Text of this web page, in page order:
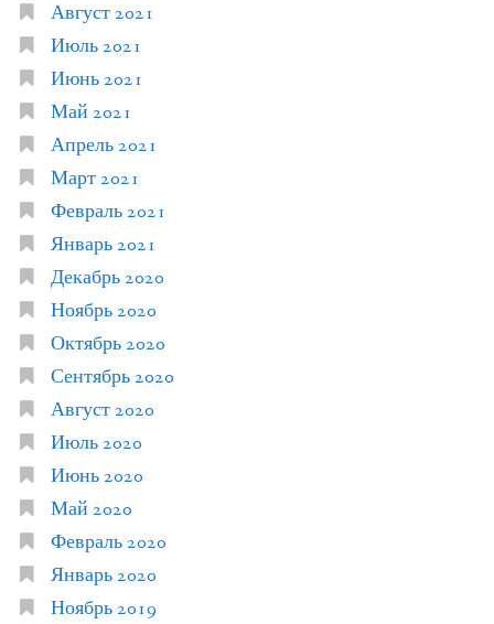
Август 2021
Июль 2021
Июнь 2021
Май 2021
Апрель 2021
Март 2021
Февраль 2021
Январь 2021
Декабрь 2020
Ноябрь 2020
Октябрь 2020
Сентябрь 2020
Август 2020
Июль 2020
Июнь 2020
Май 2020
Февраль 2020
Январь 2020
Ноябрь 2019